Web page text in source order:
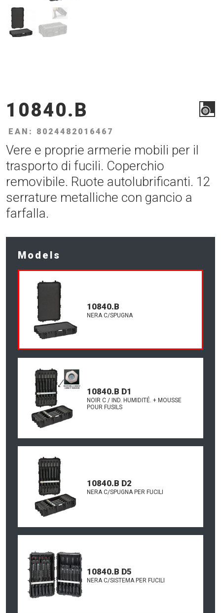
10840.B
EAN: 8024482016467
Vere e proprie armerie mobili per il
trasporto di fucili. Coperchio
removibile. Ruote autolubrificanti. 12
serrature metalliche con gancio a
farfalla.
Models
10840.B
NERA C/SPUGNA
10840.B D1
NOIR C / IND. HUMIDITÉ. + MOUSSE
POUR FUSILS
10840.B D2
NERA C/SPUGNA PER FUCILI
10840.B D5
NERA C/SISTEMA PER FUCILI